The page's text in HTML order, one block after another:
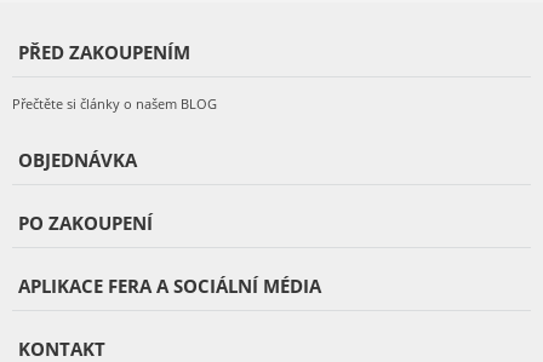
PŘED ZAKOUPENÍM
Přečtěte si články o našem BLOG
OBJEDNÁVKA
PO ZAKOUPENÍ
APLIKACE FERA A SOCIÁLNÍ MÉDIA
KONTAKT